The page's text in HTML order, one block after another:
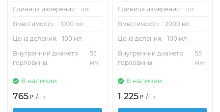
Единица измерения:
шт
Вместимость:
1000 мл
Цена деления:
100 мл
Внутренний диаметр
горловины:
55
мм
В наличии
765 ₽ /шт.
Единица измерения:
шт
Вместимость:
2000 мл
Цена деления:
100 мл
Внутренний диаметр
горловины:
55
мм
В наличии
1 225 ₽ /шт.